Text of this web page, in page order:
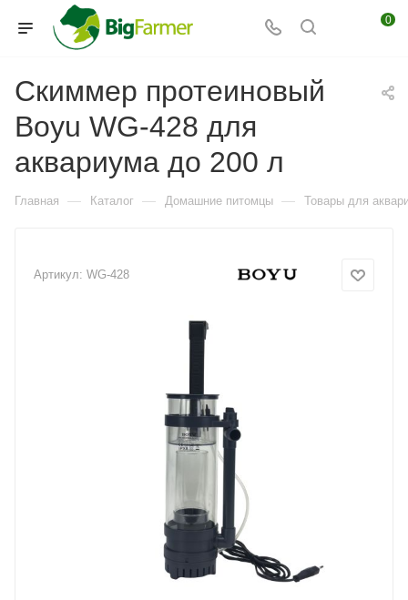
0
Скиммер протеиновый
Boyu WG-428 для
аквариума до 200 л
Главная — Каталог — Домашние питомцы — Товары для
Артикул: WG-428